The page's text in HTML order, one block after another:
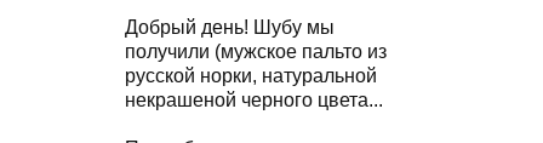
Добрый день! Шубу мы
получили (мужское пальто из
русской норки, натуральной
некрашеной черного цвета...